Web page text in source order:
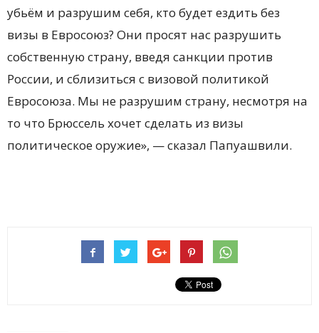
убьём и разрушим себя, кто будет ездить без
визы в Евросоюз? Они просят нас разрушить
собственную страну, введя санкции против
России, и сблизиться с визовой политикой
Евросоюза. Мы не разрушим страну, несмотря на
то что Брюссель хочет сделать из визы
политическое оружие», — сказал Папуашвили.